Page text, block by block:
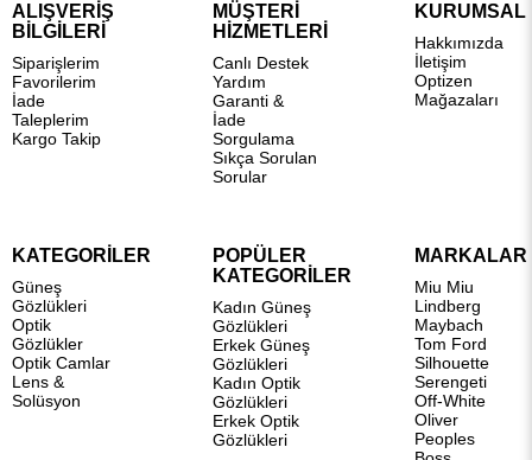
ALIŞVERİŞ
BİLGİLERİ
Siparişlerim
Favorilerim
İade
Taleplerim
Kargo Takip
MÜŞTERİ
HİZMETLERİ
Canlı Destek
Yardım
Garanti &
İade
Sorgulama
Sıkça Sorulan
Sorular
KURUMSAL
Hakkımızda
İletişim
Optizen
Mağazaları
KATEGORİLER
Güneş
Gözlükleri
Optik
Gözlükler
Optik Camlar
Lens &
Solüsyon
POPÜLER
KATEGORİLER
Kadın Güneş
Gözlükleri
Erkek Güneş
Gözlükleri
Kadın Optik
Gözlükleri
Erkek Optik
Gözlükleri
MARKALAR
Miu Miu
Lindberg
Maybach
Tom Ford
Silhouette
Serengeti
Off-White
Oliver
Peoples